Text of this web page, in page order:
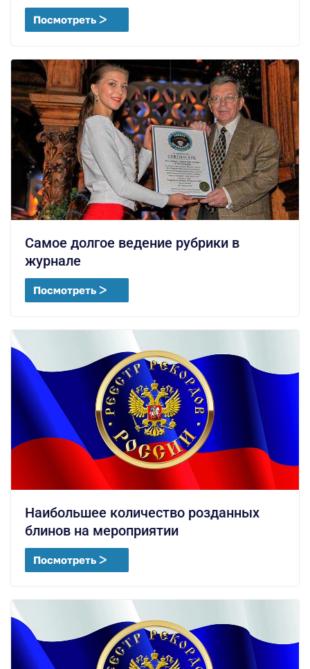
Посмотреть ᐳ
Самое долгое ведение рубрики в
журнале
Посмотреть ᐳ
Наибольшее количество розданных
блинов на мероприятии
Посмотреть ᐳ